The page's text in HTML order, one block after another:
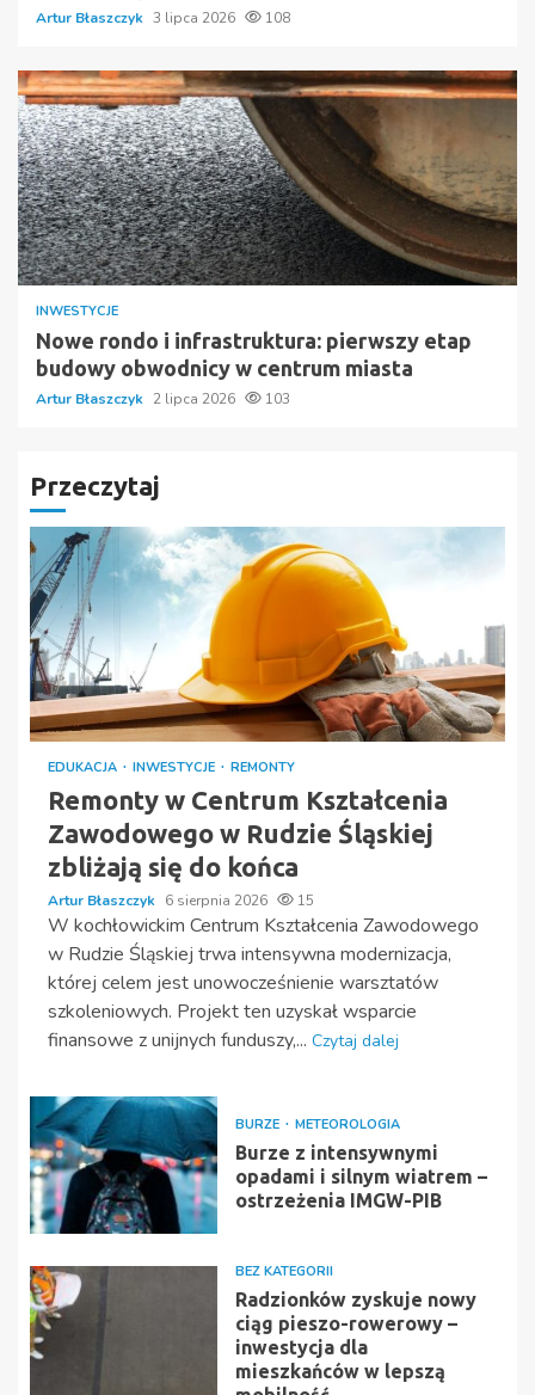
Artur Błaszczyk 3 lipca 2026 108
INWESTYCJE
Nowe rondo i infrastruktura: pierwszy etap
budowy obwodnicy w centrum miasta
Artur Błaszczyk 2 lipca 2026 103
Przeczytaj
EDUKACJA INWESTYCJE REMONTY
Remonty w Centrum Kształcenia
Zawodowego w Rudzie Śląskiej
zbliżają się do końca
Artur Błaszczyk 6 sierpnia 2026 15
W kochłowickim Centrum Kształcenia Zawodowego
w Rudzie Śląskiej trwa intensywna modernizacja,
której celem jest unowocześnienie warsztatów
szkoleniowych. Projekt ten uzyskał wsparcie
finansowe z unijnych funduszy,... Czytaj dalej
BURZE METEOROLOGIA
Burze z intensywnymi
opadami i silnym wiatrem –
ostrzeżenia IMGW-PIB
BEZ KATEGORII
Radzionków zyskuje nowy
ciąg pieszo-rowerowy –
inwestycja dla
mieszkańców w lepszą